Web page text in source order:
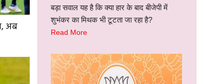
अब
बड़ा सवाल यह है कि क्या हार के बाद बीजेपी में
शुभंकर का मिथक भी टूटता जा रहा है?
Read More